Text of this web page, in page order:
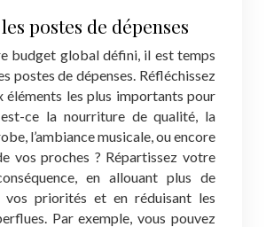
postes de dépenses
budget global défini, il est temps
postes de dépenses. Réfléchissez
éléments les plus importants pour
ce la nourriture de qualité, la
l’ambiance musicale, ou encore
vos proches ? Répartissez votre
en allouant plus de
vos priorités et en réduisant les
Par exemple, vous pouvez